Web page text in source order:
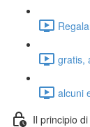
gratis,
alcuni
Il principio